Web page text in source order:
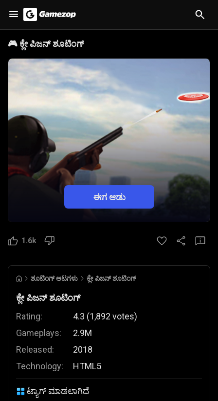
🎮 ಕ್ಲೇ ಪಿಜನ್ ಶೂಟಿಂಗ್
ಈಗ ಆಡು
1.6k
ಶೂಟಿಂಗ್ ಆಟಗಳು ಕ್ಲೇ ಪಿಜನ್ ಶೂಟಿಂಗ್
ಕ್ಲೇ ಪಿಜನ್ ಶೂಟಿಂಗ್
Rating:
Gameplays:
Released:
Technology:
4.3 (1,892 votes)
2.9M
2018
HTML5
ಟ್ಯಾಗ್ ಮಾಡಲಾಗಿದೆ